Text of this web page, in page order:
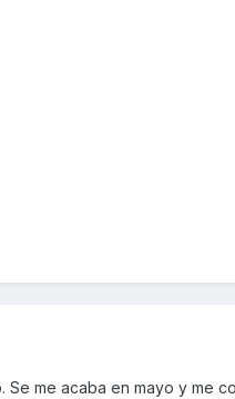
me acaba en mayo y me